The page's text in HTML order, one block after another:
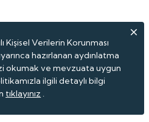
Kişisel Verilerin Korunması
hazırlanan aydınlatma
okumak ve mevzuata uygun
ilgili detaylı bilgi
tıklayınız .